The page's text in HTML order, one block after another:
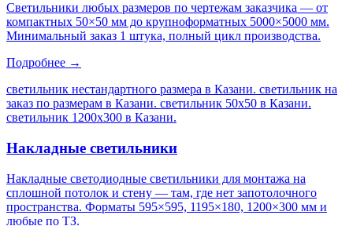
Светильники любых размеров по чертежам заказчика — от
компактных 50×50 мм до крупноформатных 5000×5000 мм.
Минимальный заказ 1 штука, полный цикл производства.
Подробнее →
светильник нестандартного размера в Казани. светильник на
заказ по размерам в Казани. светильник 50х50 в Казани.
светильник 1200х300 в Казани.
Накладные светильники
Накладные светодиодные светильники для монтажа на
сплошной потолок и стену — там, где нет запотолочного
пространства. Форматы 595×595, 1195×180, 1200×300 мм и
любые по ТЗ.